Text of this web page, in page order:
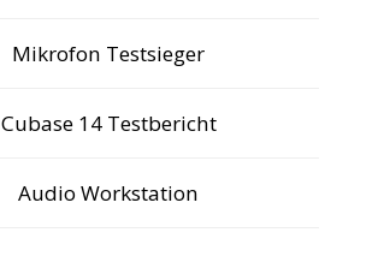
Mikrofon Testsieger
Cubase 14 Testbericht
Audio Workstation